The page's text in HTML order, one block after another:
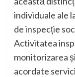
individuale ale
de inspecție
Activitatea
monitorizarea
acordate